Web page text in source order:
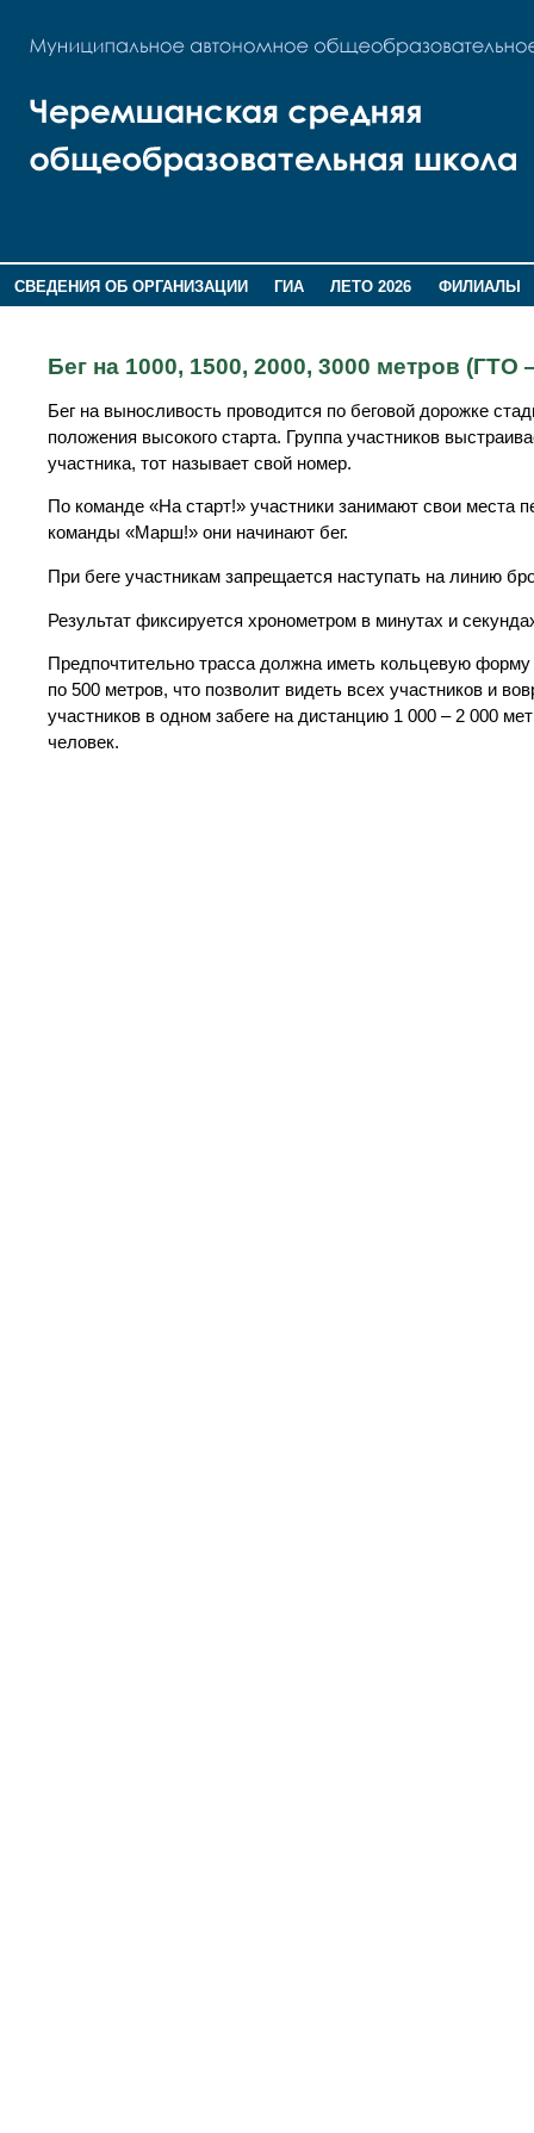
СВЕДЕНИЯ ОБ ОРГАНИЗАЦИИ ГИА ЛЕТО 2026
ФИЛИАЛЫ
Бег на 1000, 1500, 2000, 3000 метров
Бег на выносливость проводится по беговой дорожке
положения высокого старта. Группа участников
участника, тот называет свой номер.
По команде «На старт!» участники занимают свои места
команды «Марш!» они начинают бег.
При беге участникам запрещается наступать на линию
Результат фиксируется хронометром в минутах и
Предпочтительно трасса должна иметь кольцевую форму
по 500 метров, что позволит видеть всех участников и
участников в одном забеге на дистанцию 1 000 – 2 000
человек.